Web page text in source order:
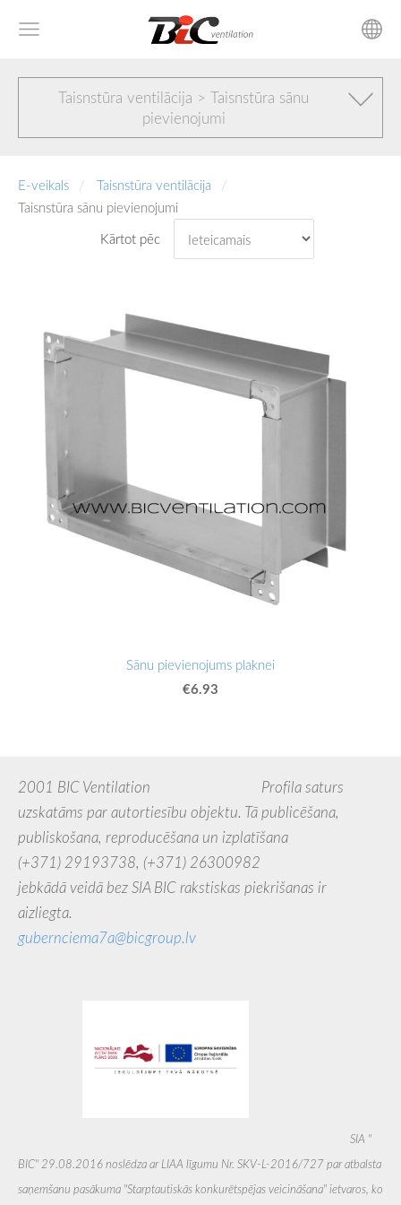
Taisnstūra ventilācija > Taisnstūra sānu
pievienojumi
E-veikals
Taisnstūra ventilācija
Taisnstūra sānu pievienojumi
Kārtot pēc
Sānu pievienojums plaknei
€6.93
2001 BIC Ventilation Profila saturs
uzskatāms par autortiesību objektu. Tā publicēšana,
publiskošana, reproducēšana un izplatīšana
(+371) 29193738, (+371) 26300982
jebkādā veidā bez SIA BIC rakstiskas piekrišanas ir
aizliegta.
gubernciema7a@bicgroup.lv
SIA ''
BIC'' 29.08.2016 noslēdza ar LIAA līgumu Nr. SKV-L-2016/727 par atbalsta
saņemšanu pasākuma "Starptautiskās konkurētspējas veicināšana" ietvaros, ko